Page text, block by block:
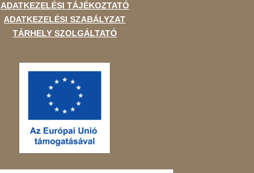
ADATKEZELÉSI TÁJÉKOZTATÓ
ADATKEZELÉSI SZABÁLYZAT
TÁRHELY SZOLGÁLTATÓ